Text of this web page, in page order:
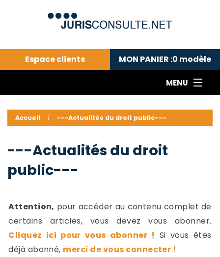
Espace clients MON PANIER :0 modèle
MENU
---Actualités du droit public---
Droit pénal---
Droit privé ---
Abonnement aux actualités
Accueil ---Actualités du droit public---
---Actualités du droit
public---
Attention, pour accéder au contenu complet de
certains articles, vous devez vous abonner.
Cliquez ici pour vous abonner ! Si vous êtes
déjà abonné, merci de vous connecter !